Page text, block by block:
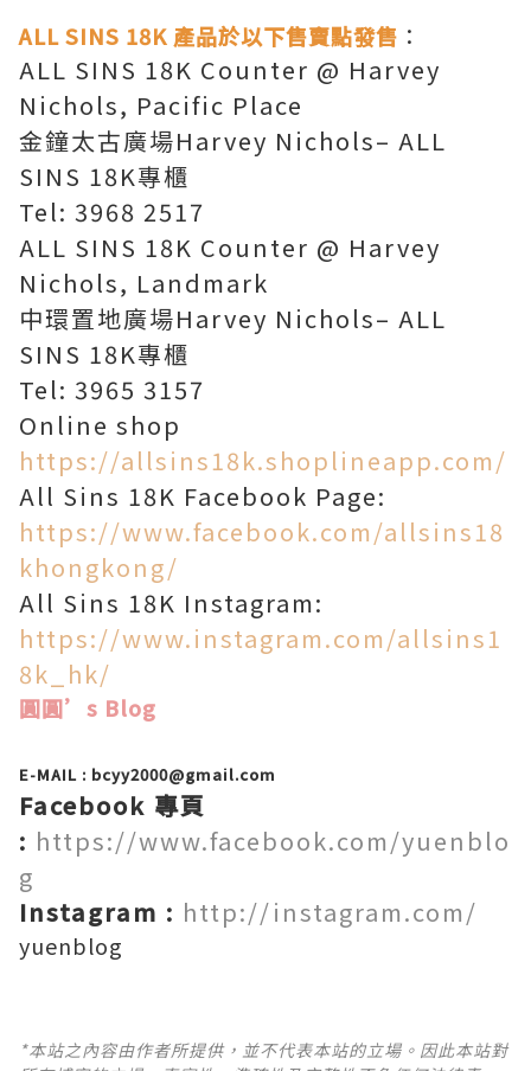
ALL SINS 18K 產品於以下售賣點發售 ：
ALL SINS 18K Counter @ Harvey
Nichols, Pacific Place
金鐘太古廣場Harvey Nichols– ALL
SINS 18K專櫃
Tel: 3968 2517
ALL SINS 18K Counter @ Harvey
Nichols, Landmark
中環置地廣場Harvey Nichols– ALL
SINS 18K專櫃
Tel: 3965 3157
Online shop
https://allsins18k.shoplineapp.com/
All Sins 18K Facebook Page:
https://www.facebook.com/allsins18
khongkong/
All Sins 18K Instagram:
https://www.instagram.com/allsins1
8k_hk/
圓圓’s Blog
E-MAIL : bcyy2000@gmail.com
Facebook 專頁
: https://www.facebook.com/yuenblo
g
Instagram : http://instagram.com/
yuenblog
*本站之內容由作者所提供，並不代表本站的立場。因此本站對